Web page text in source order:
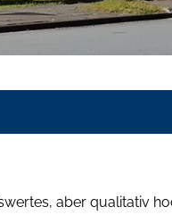
aber qualitativ